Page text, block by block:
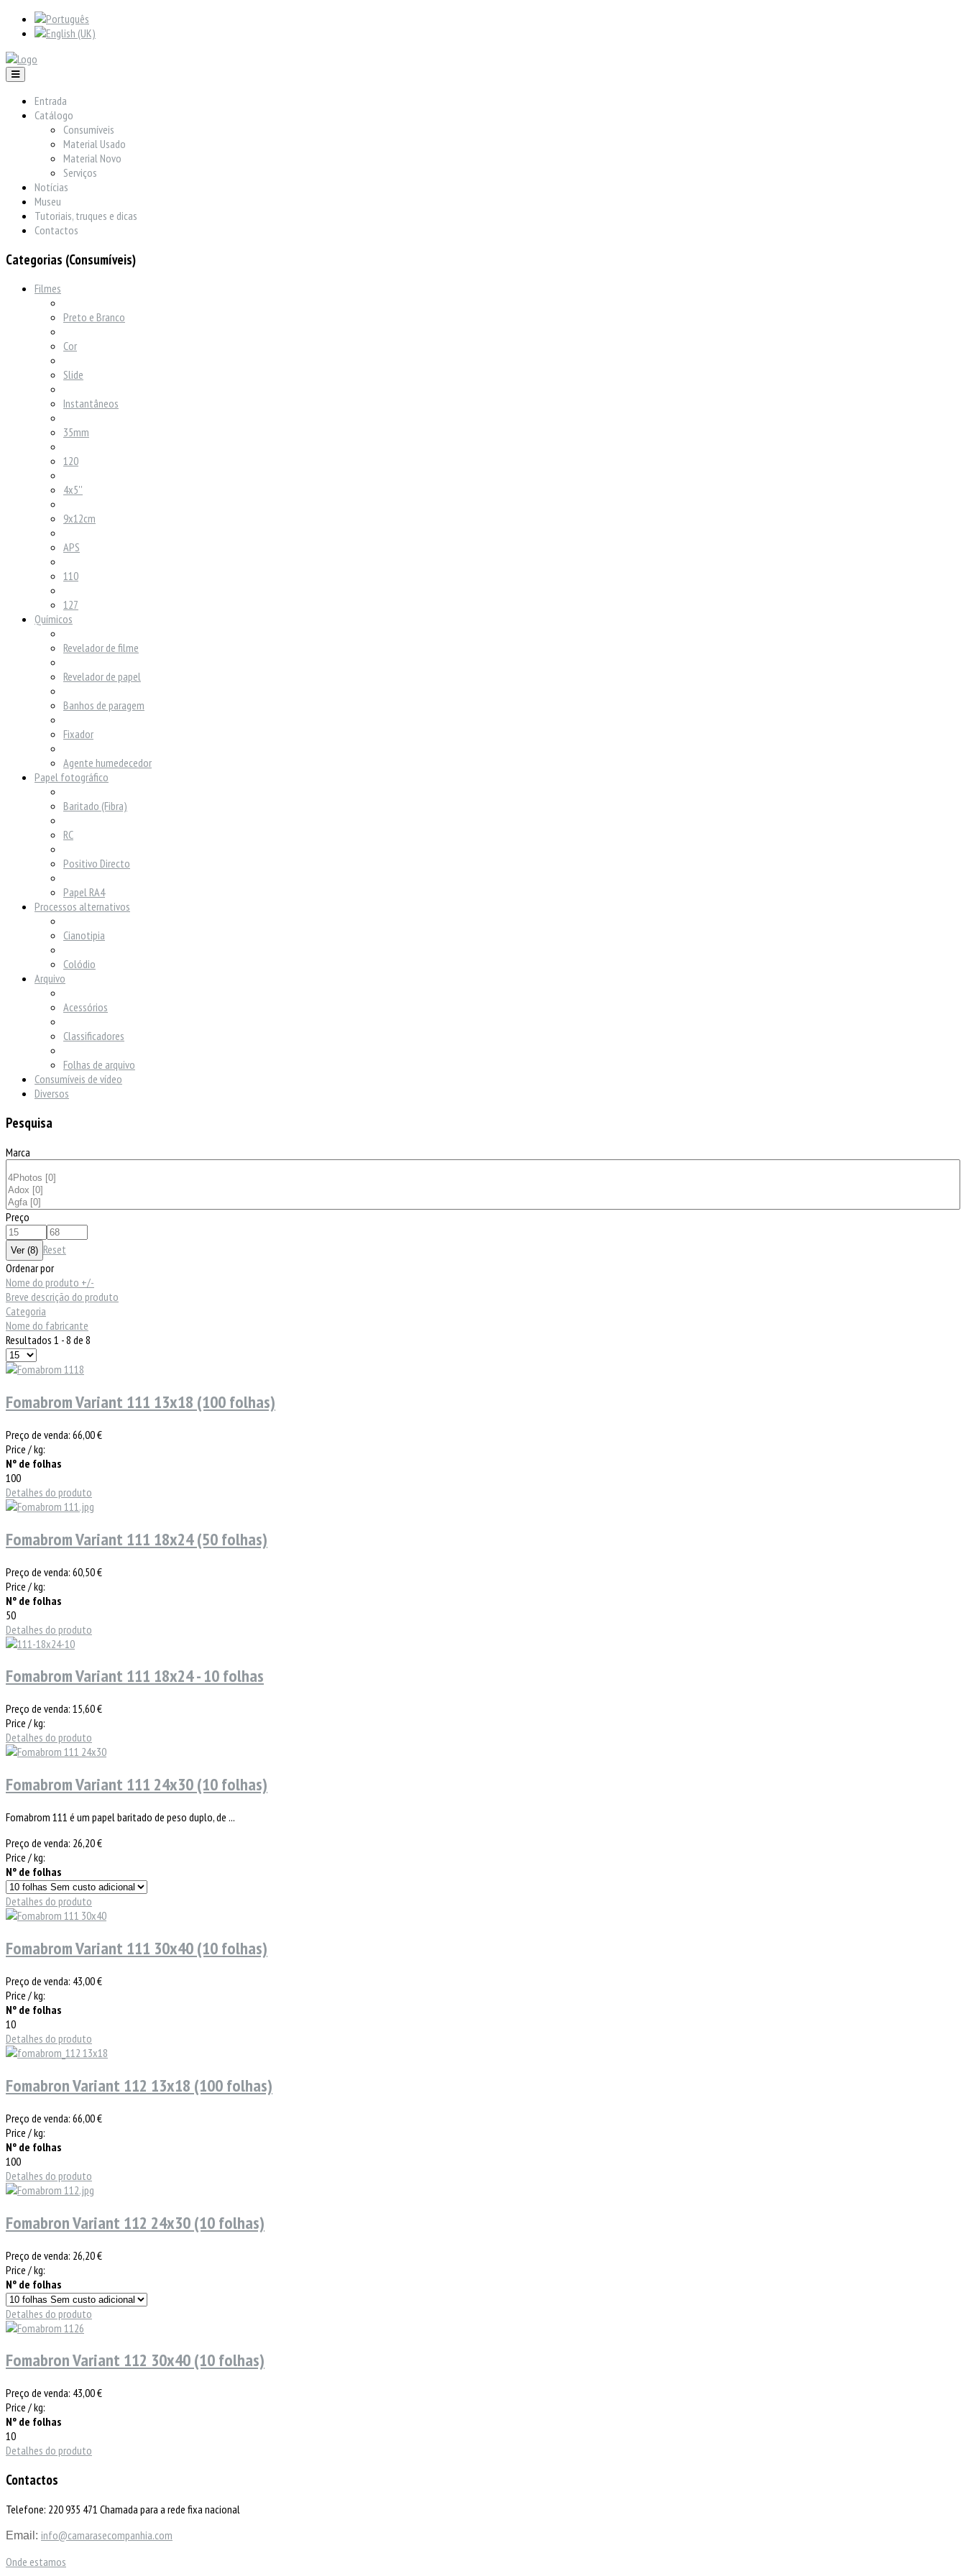
Entrada
Catálogo
Consumíveis
Material Usado
Material Novo
Serviços
Notícias
Museu
Tutoriais, truques e dicas
Contactos
Categorias (Consumíveis)
Filmes
Preto e Branco
Cor
Slide
Instantâneos
35mm
120
4x5''
9x12cm
APS
110
127
Químicos
Revelador de filme
Revelador de papel
Banhos de paragem
Fixador
Agente humedecedor
Papel fotográfico
Baritado (Fibra)
RC
Positivo Directo
Papel RA4
Processos alternativos
Cianotipia
Colódio
Arquivo
Acessórios
Classificadores
Folhas de arquivo
Consumíveis de vídeo
Diversos
Pesquisa
Marca
Preço
Reset
Ordenar por
Nome do produto +/-
Breve descrição do produto
Categoria
Nome do fabricante
Resultados 1 - 8 de 8
Fomabrom Variant 111 13x18 (100 folhas)
Preço de venda: 66,00 €
Price / kg:
Nº de folhas
100
Detalhes do produto
Fomabrom Variant 111 18x24 (50 folhas)
Preço de venda: 60,50 €
Price / kg:
Nº de folhas
50
Detalhes do produto
Fomabrom Variant 111 18x24 - 10 folhas
Preço de venda: 15,60 €
Price / kg:
Detalhes do produto
Fomabrom Variant 111 24x30 (10 folhas)
Fomabrom 111 é um papel baritado de peso duplo, de ...
Preço de venda: 26,20 €
Price / kg:
Nº de folhas
Detalhes do produto
Fomabrom Variant 111 30x40 (10 folhas)
Preço de venda: 43,00 €
Price / kg:
Nº de folhas
10
Detalhes do produto
Fomabron Variant 112 13x18 (100 folhas)
Preço de venda: 66,00 €
Price / kg:
Nº de folhas
100
Detalhes do produto
Fomabron Variant 112 24x30 (10 folhas)
Preço de venda: 26,20 €
Price / kg:
Nº de folhas
Detalhes do produto
Fomabron Variant 112 30x40 (10 folhas)
Preço de venda: 43,00 €
Price / kg:
Nº de folhas
10
Detalhes do produto
Contactos
Telefone: 220 935 471 Chamada para a rede fixa nacional
Email: info@camarasecompanhia.com
Onde estamos